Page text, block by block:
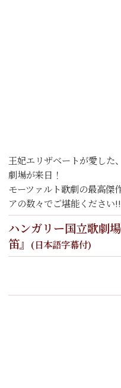
王妃エリザベートが愛した
劇場が来日！
モーツァルト歌劇の最高傑
アの数々でご堪能ください!!
ハンガリー国立歌劇
笛』 (日本語字幕付)